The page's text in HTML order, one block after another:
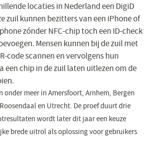
locaties in Nederland een DigiD
zuil kunnen bezitters van een iPhone of
zónder NFC-chip toch een ID-check
Mensen kunnen bij de zuil met
code scannen en vervolgens hun
een chip in de zuil laten uitlezen om de
onder meer in Amersfoort, Arnhem, Bergen
en Utrecht. De proef duurt drie
wordt later dit jaar een keuze
brede uitrol als oplossing voor gebruikers